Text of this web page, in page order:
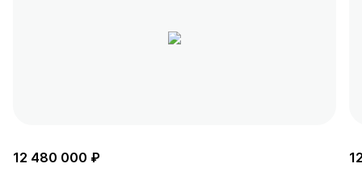
12 480 000 ₽